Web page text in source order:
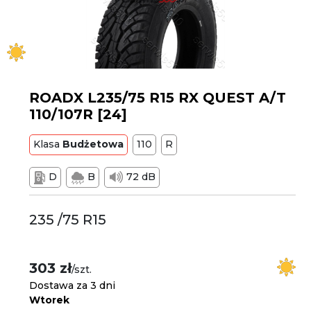
ROADX L235/75 R15 RX QUEST A/T
110/107R [24]
Klasa Budżetowa 110 R
D B 72 dB
235 /75 R15
303 zł/szt.
Dostawa za 3 dni
Wtorek